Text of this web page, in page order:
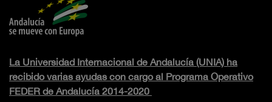
La Universidad Internacional de Andalucía (UNIA) ha
recibido varias ayudas con cargo al Programa Operativo
FEDER de Andalucía 2014-2020